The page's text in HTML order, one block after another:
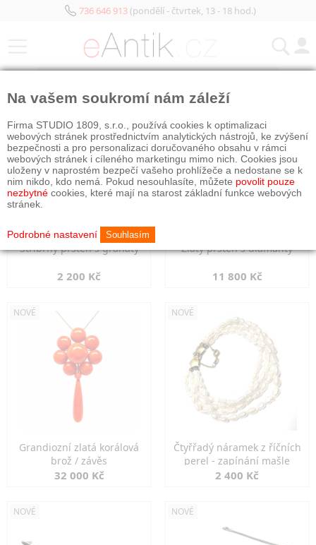
736 646 913(pondělí - čtvrtek, 13 - 18 hod.)
Stříbrný prsten s granáty
2 200 Kč
Zlatý prsten s diamanty
11 800 Kč
NOVÉ
Grandiozní zlatá korálová
brož / závěs
32 000 Kč
NOVÉ
Čtyřřadý náramek z říčních
perel - zapínání mašle
2 400 Kč
NOVÉ NOVÉ
Na vašem soukromí nám záleží
Firma STUDIO 1809, s.r.o., používá cookies k optimalizaci
webových stránek prostřednictvím analytických nástrojů, ke zvýšení
bezpečnosti a pro personalizaci doručovaného obsahu v rámci
webových stránek i cíleného marketingu mimo nich. Cookies jsou
uloženy v naprostém bezpečí vašeho prohlížeče a nedostane se k
nim nikdo, kdo nemá. Pokud nesouhlasíte, můžete povolit pouze
nezbytné cookies, které mají na starost základní funkce webových
stránek.
Podrobné nastavení Souhlasím